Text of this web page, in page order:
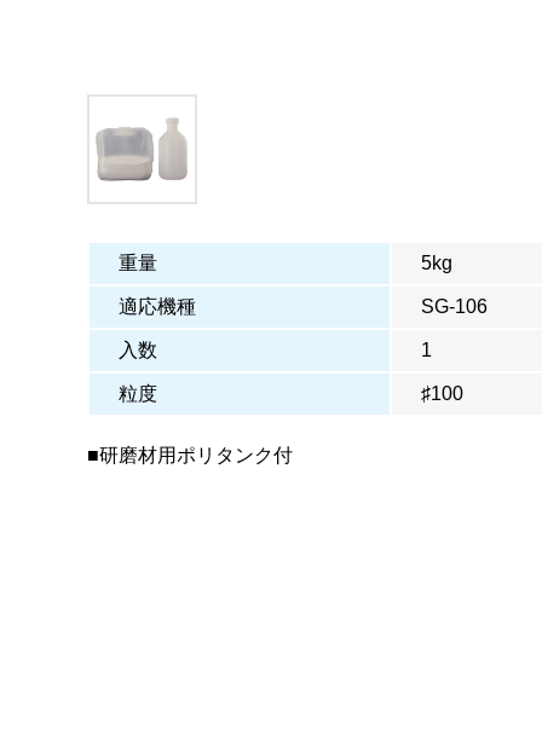
重量 5kg
適応機種 SG-106
入数 1
粒度 ♯100
■研磨材用ポリタンク付